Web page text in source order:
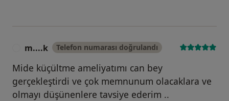
m....k Telefon numarası doğrulandı
Mide küçültme ameliyatımı can bey
gerçekleştirdi ve çok memnunum olacaklara ve
olmayı düşünenlere tavsiye ederim ..